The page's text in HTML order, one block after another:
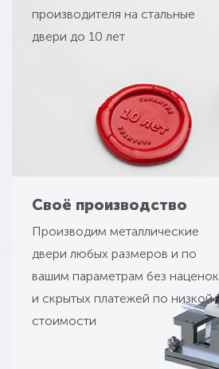
производителя на стальные
двери до 10 лет
Своё производство
Производим металлические
двери любых размеров и по
вашим параметрам без наценок
и скрытых платежей по низкой
стоимости